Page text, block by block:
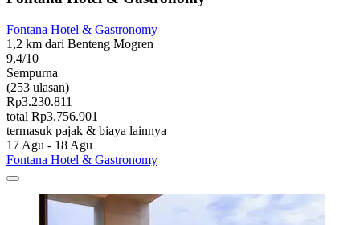
Fontana Hotel & Gastronomy
1,2 km dari Benteng Mogren
9,4/10
Sempurna
(253 ulasan)
Rp3.230.811
total Rp3.756.901
termasuk pajak & biaya lainnya
17 Agu - 18 Agu
Fontana Hotel & Gastronomy